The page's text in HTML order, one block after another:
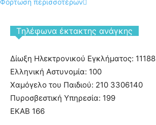
Φόρτωση περισσοτέρων
Tηλέφωνα έκτακτης ανάγκης
Δίωξη Ηλεκτρονικού Εγκλήματος: 11188
Ελληνική Αστυνομία: 100
Χαμόγελο του Παιδιού: 210 3306140
Πυροσβεστική Υπηρεσία: 199
ΕΚΑΒ 166